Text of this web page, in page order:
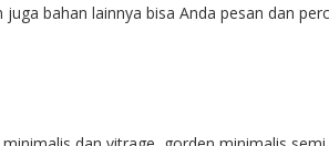
bahan lainnya bisa Anda pesan dan